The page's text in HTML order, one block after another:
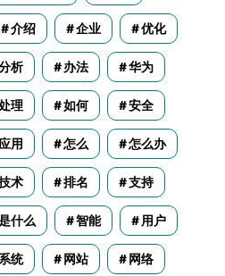
介绍 企业 优化
析 办法 华为
理 如何 安全
用 怎么 怎么办
术 排名 支持
什么 智能 用户
统 网站 网络